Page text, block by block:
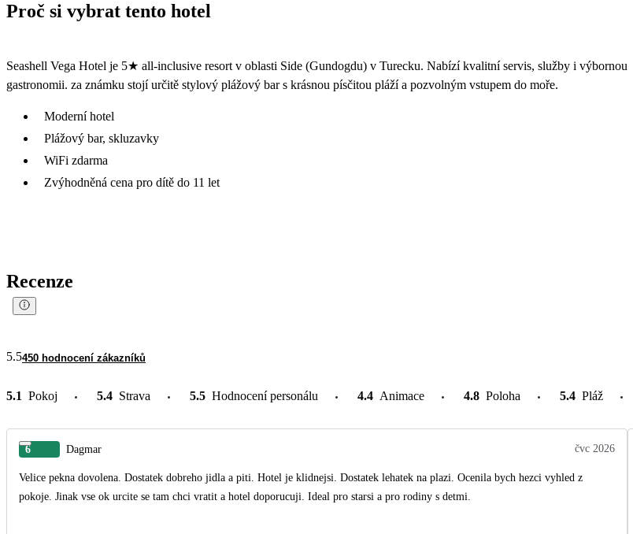
Proč si vybrat tento hotel
Seashell Vega Hotel je 5★ all-inclusive resort v oblasti Side (Gundogdu) v Turecku. Nabízí kvalitní servis, služby i výbornou
gastronomii. za známku stojí určitě stylový plážový bar s krásnou písčitou pláží a pozvolným vstupem do moře.
Moderní hotel
Plážový bar, skluzavky
WiFi zdarma
Zvýhodněná cena pro dítě do 11 let
Recenze
5.5450 hodnocení zákazníků
5.1 Pokoj 5.4 Strava 5.5 Hodnocení personálu 4.4 Animace 4.8 Poloha 5.4 Pláž
6 Dagmar čvc 2026
Velice pekna dovolena. Dostatek dobreho jidla a piti. Hotel je klidnejsi. Dostatek lehatek na plazi. Ocenila bych hezci vyhled z
pokoje. Jinak vse ok urcite se tam chci vratit a hotel doporucuji. Ideal pro starsi a pro rodiny s detmi.